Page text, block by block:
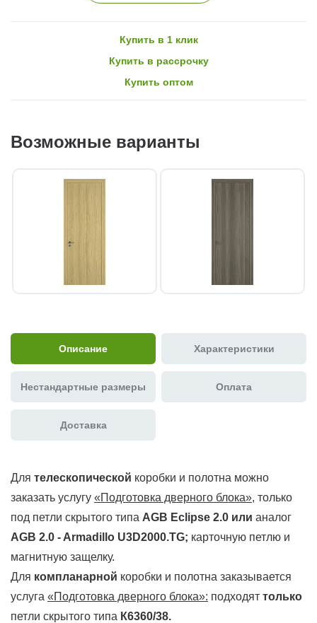
Купить в 1 клик
Купить в рассрочку
Купить оптом
Возможные варианты
Описание Характеристики
Нестандартные размеры Оплата
Доставка
Для телескопической коробки и полотна можно
заказать услугу «Подготовка дверного блока», только
под петли скрытого типа AGB Eclipse 2.0 или аналог
AGB 2.0 - Armadillo U3D2000.TG; карточную петлю и
магнитную защелку.
Для компланарной коробки и полотна заказывается
услуга «Подготовка дверного блока»: подходят только
петли скрытого типа К6360/38.